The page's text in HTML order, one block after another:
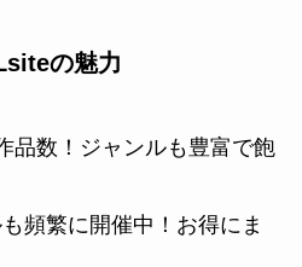
の魅力
品数！ジャンルも豊富で飽
頻繁に開催中！お得にま